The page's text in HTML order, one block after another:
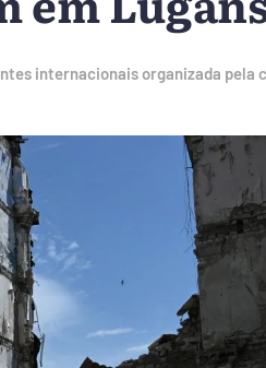
internacionais organizada pela